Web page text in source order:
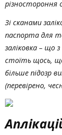
різностороння
Зі сканами
паспорта для
заліковка – що
стоїть щось,
більше підозр
(перевірено,